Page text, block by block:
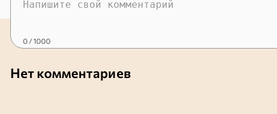
0 / 1000
Нет комментариев